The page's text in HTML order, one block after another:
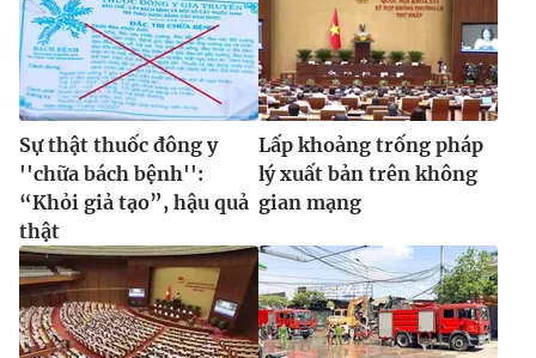
Sự thật thuốc đông y
''chữa bách bệnh'':
“Khỏi giả tạo”, hậu quả
thật
Lấp khoảng trống pháp
lý xuất bản trên không
gian mạng